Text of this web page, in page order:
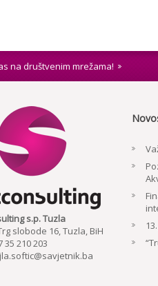
na društvenim mrežama!
s.p. Tuzla
slobode 16, Tuzla, BiH
35 210 203